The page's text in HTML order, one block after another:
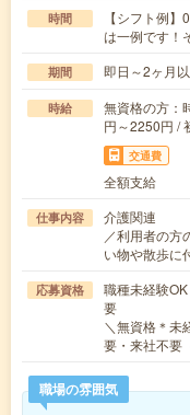
時間
【シフト例
は一例です！
期間 即日～2ヶ月
時給
無資格の方：
円～2250円 /
交通費
全額支給
仕事内容
介護関連
／利用者の
い物や散歩に
応募資格
職種未経験
要
＼無資格＊
要・来社不要
職場の雰囲気